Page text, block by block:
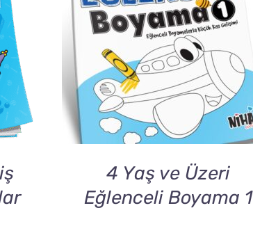
DETAILS
4 Yaş ve Üzeri
Eğlenceli Boyama 1